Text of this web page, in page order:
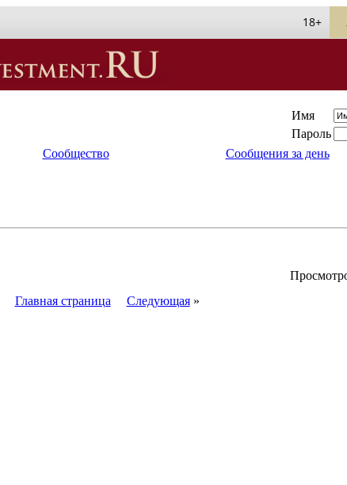
18+
Имя
Пароль
Сообщество Сообщения за день
Главная страница Следующая»